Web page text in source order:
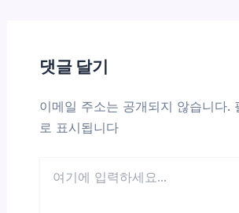
댓글 달기
이메일 주소는 공개되지 않습니다.
로 표시됩니다